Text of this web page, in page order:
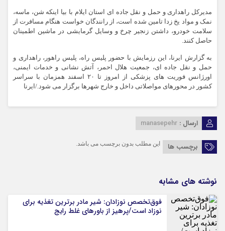
مدیرکل راهداری و حمل و نقل جاده ای استان ایلام با بیا اینکه شن، ماسه،
نمک و مواد یخ زدا تامین شده است، از رانندگان خواست هنگام مسافرت از
سلامت خودرو، داشتن زنجیر چرخ و وسایل گرمایشی در ماشین اطمینان
حاصل کنند.
به گزارش ایرنا، این رزمایش با حضور پلیس راه، پلیس راهور، راهداری و
حمل و نقل جاده ای، جمعیت هلال احمر، آتش نشانی و خدمات ایمنی،
اورژانس فوریت های پزشکی از امروز تا ۲۰ اسفند همزمان با سراسر
کشور در محورهای مواصلاتی داخل و خارج شهرها برگزار می شود./ایرنا
ارسال : manasepehr
برچسب ها این مطلب بدون برچسب می باشد.
نوشته های مشابه
فوق‌تخصص نوزادان: شیر مادر برترین تغذیه برای
نوزاد است/پرهیز از باورهای غلط رایج